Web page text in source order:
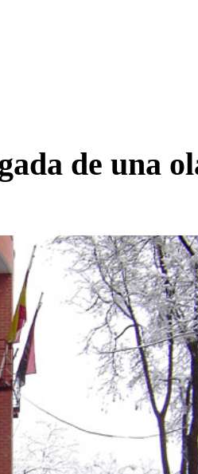
de una